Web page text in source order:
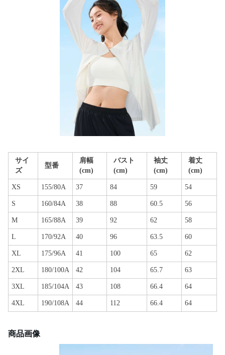
サイ
ズ
型番
肩幅
(cm)
バスト
(cm)
袖丈
(cm)
着丈
(cm)
XS 155/80A 37 84 59 54
S 160/84A 38 88 60.5 56
M 165/88A 39 92 62 58
L 170/92A 40 96 63.5 60
XL 175/96A 41 100 65 62
2XL 180/100A 42 104 65.7 63
3XL 185/104A 43 108 66.4 64
4XL 190/108A 44 112 66.4 64
商品画像